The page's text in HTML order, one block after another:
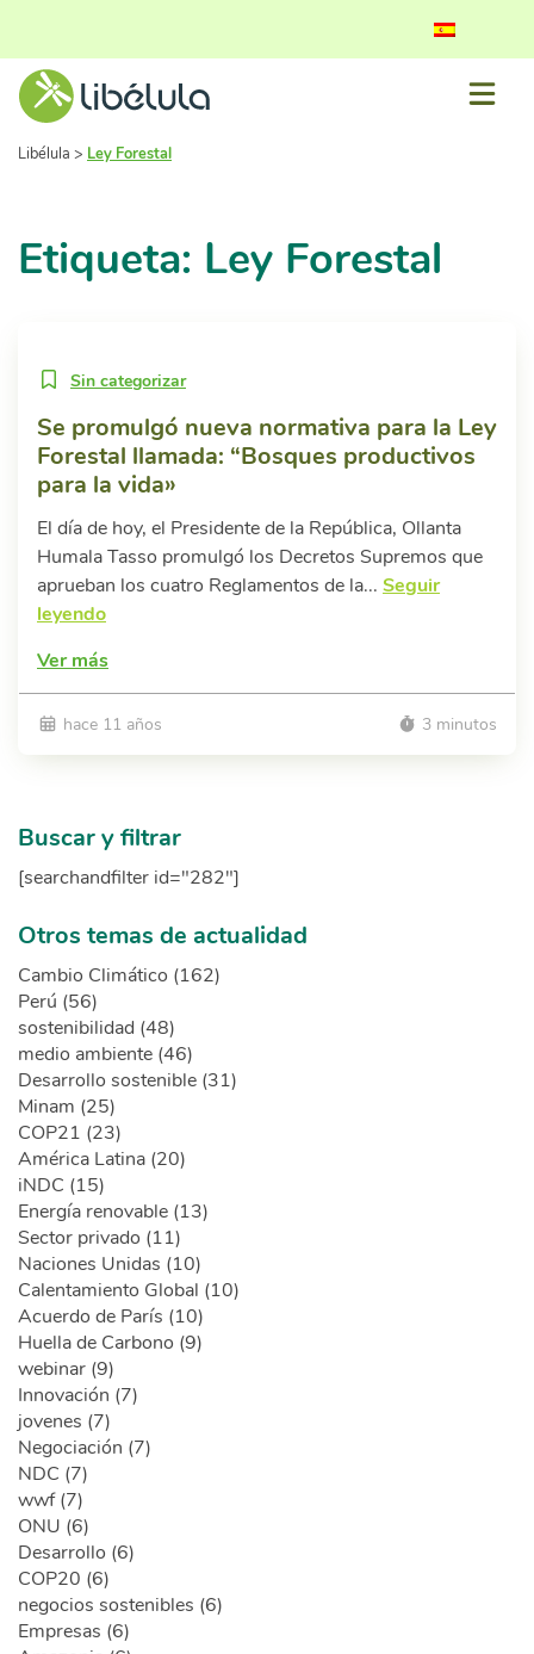
Libélula > Ley Forestal
Etiqueta: Ley Forestal
Sin categorizar
Se promulgó nueva normativa para la Ley
Forestal llamada: “Bosques productivos
para la vida»
El día de hoy, el Presidente de la República, Ollanta
Humala Tasso promulgó los Decretos Supremos que
aprueban los cuatro Reglamentos de la... Seguir
leyendo
Ver más
hace 11 años 3 minutos
Buscar y filtrar
[searchandfilter id="282"]
Otros temas de actualidad
Cambio Climático (162)
Perú (56)
sostenibilidad (48)
medio ambiente (46)
Desarrollo sostenible (31)
Minam (25)
COP21 (23)
América Latina (20)
iNDC (15)
Energía renovable (13)
Sector privado (11)
Naciones Unidas (10)
Calentamiento Global (10)
Acuerdo de París (10)
Huella de Carbono (9)
webinar (9)
Innovación (7)
jovenes (7)
Negociación (7)
NDC (7)
wwf (7)
ONU (6)
Desarrollo (6)
COP20 (6)
negocios sostenibles (6)
Empresas (6)